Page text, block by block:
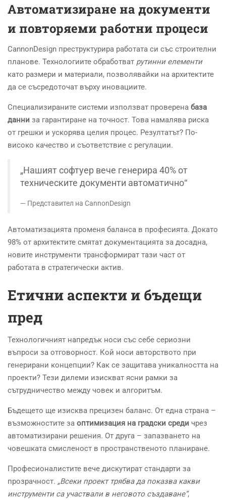
Автоматизиране на документи
и повторяеми работни процеси
CannonDesign преструктурира работата си със строителни
планове. Технологиите обработват рутинни елементи
като размери и материали, позволявайки на архитектите
да се съсредоточат върху иновациите.
Специализираните системи използват проверена база
данни за гарантиране на точност. Това намалява риска
от грешки и ускорява целия процес. Резултатът? По-
високо качество и съответствие с регулации.
„Нашият софтуер вече генерира 40% от
техническите документи автоматично“
Представител на CannonDesign
Автоматизацията променя баланса в професията. Докато
98% от архитектите смятат документацията за досадна,
новите инструменти трансформират тази част от
работата в стратегически актив.
Етични аспекти и бъдещи
пред
Технологичният напредък носи със себе сериозни
въпроси за отговорност. Кой носи авторството при
генерирани концепции? Как се защитава уникалността на
проекти? Тези дилеми изискват ясни рамки за
сътрудничество между човек и алгоритъм.
Бъдещето ще изисква прецизен баланс. От една страна –
възможностите за оптимизация на градски среди чрез
автоматизирани решения. От друга – запазването на
човешката смисленост в пространственото планиране.
Професионалистите вече дискутират стандарти за
прозрачност. „Всеки проект трябва да показва какви
инструменти са участвали в неговото създаване“,